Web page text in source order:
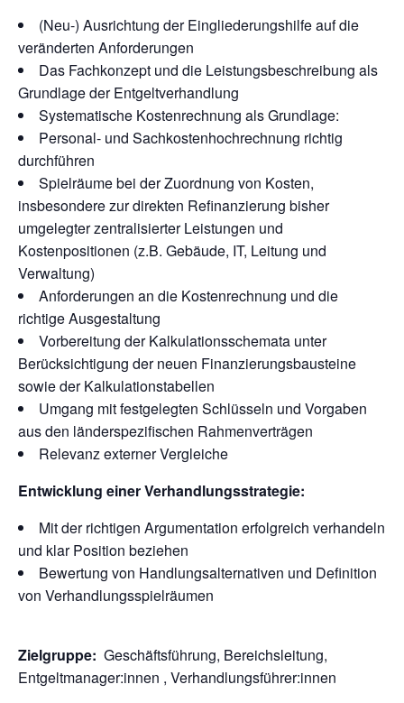
(Neu-) Ausrichtung der Eingliederungshilfe auf die
veränderten Anforderungen
Das Fachkonzept und die Leistungsbeschreibung als
Grundlage der Entgeltverhandlung
Systematische Kostenrechnung als Grundlage:
Personal- und Sachkostenhochrechnung richtig
durchführen
Spielräume bei der Zuordnung von Kosten,
insbesondere zur direkten Refinanzierung bisher
umgelegter zentralisierter Leistungen und
Kostenpositionen (z.B. Gebäude, IT, Leitung und
Verwaltung)
Anforderungen an die Kostenrechnung und die
richtige Ausgestaltung
Vorbereitung der Kalkulationsschemata unter
Berücksichtigung der neuen Finanzierungsbausteine
sowie der Kalkulationstabellen
Umgang mit festgelegten Schlüsseln und Vorgaben
aus den länderspezifischen Rahmenverträgen
Relevanz externer Vergleiche
Entwicklung einer Verhandlungsstrategie:
Mit der richtigen Argumentation erfolgreich verhandeln
und klar Position beziehen
Bewertung von Handlungsalternativen und Definition
von Verhandlungsspielräumen
Zielgruppe: Geschäftsführung, Bereichsleitung,
Entgeltmanager:innen , Verhandlungsführer:innen